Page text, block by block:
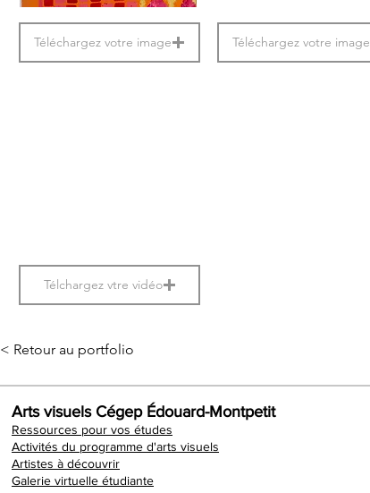
Téléchargez votre image Téléchargez votre image
Télchargez vtre vidéo
< Retour au portfolio
Arts visuels Cégep Édouard-Montpetit
Ressources pour vos études
Activités du programme d'arts visuels
Artistes à découvrir
Galerie virtuelle étudiante